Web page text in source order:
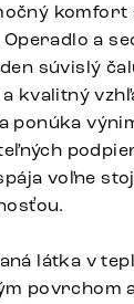
komfort
a
súvislý
kvalitný
ponúka
voľne
látka v
povrchom